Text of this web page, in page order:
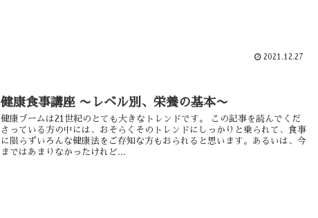
2021.12.27
健康食事講座 〜レベル別、栄養の基本〜
健康ブームは21世紀のとても大きなトレンドです。 この記事を読んでくだ
さっている方の中には、おそらくそのトレンドにしっかりと乗られて、食事
に限らずいろんな健康法をご存知な方もおられると思います。あるいは、今
まではあまりなかったけれど...